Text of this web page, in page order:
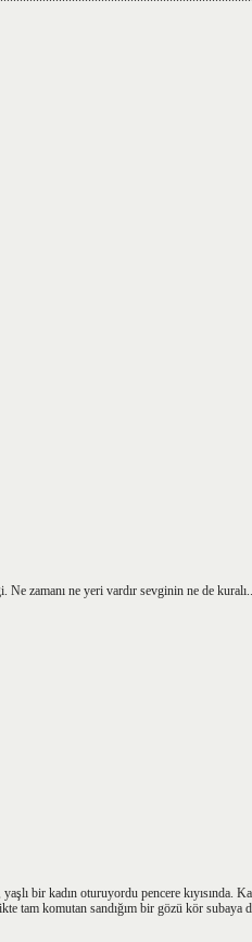
Ne zamanı ne yeri vardır sevginin ne de
bir kadın oturuyordu pencere kıyısında.
tam komutan sandığım bir gözü kör